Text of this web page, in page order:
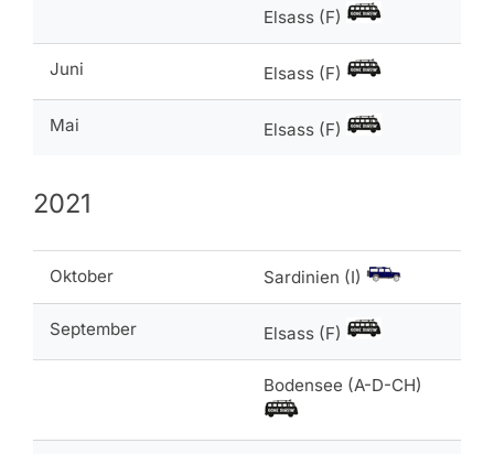
Elsass (F)
Juni Elsass (F)
Mai Elsass (F)
2021
Oktober Sardinien (I)
September Elsass (F)
Bodensee (A-D-CH)